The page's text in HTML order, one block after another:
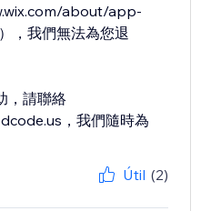
about/app-
，我們無法為您退
，請聯絡
，我們隨時為
Útil (2)